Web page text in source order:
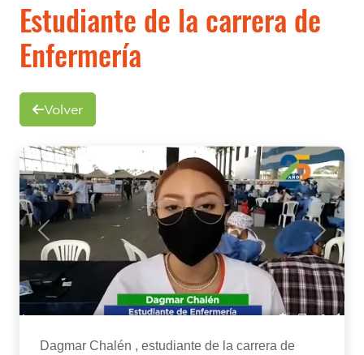
Estudiante de la carrera de
Enfermería
Volver
Previous Next
Dagmar Chalén , estudiante de la carrera de